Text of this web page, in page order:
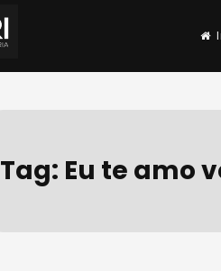
Coltri | Palestras e
Nossa especialidade é resolver
Tag: Eu te amo